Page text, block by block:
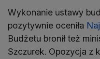
Wykonanie ustawy
pozytywnie oceniła
Budżetu bronił też
Szczurek. Opozycja z